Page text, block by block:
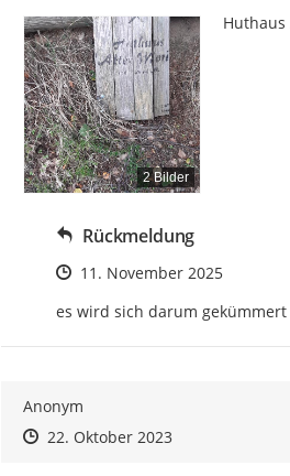
2 Bilder
Rückmeldung
Zeitpunkt des Erstellens
11. November 2025
es wird sich darum gekümmert
Anonym
Zeitpunkt des Erstellens
Zeitpunkt des Erstellens
22. Oktober 2023Zur Äußerung